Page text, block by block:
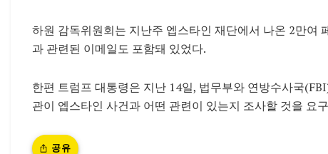
하원 감독위원회는 지난주 엡스타인 재단에서 나온 2만여
과 관련된 이메일도 포함돼 있었다.
한편 트럼프 대통령은 지난 14일, 법무부와 연방수사국
관이 엡스타인 사건과 어떤 관련이 있는지 조사할 것을 요
공유